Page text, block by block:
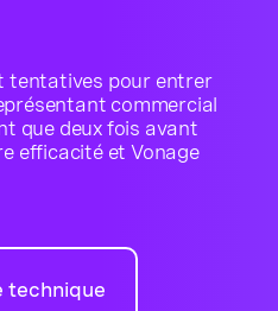
tentatives pour entrer
commercial
que deux fois avant
efficacité et Vonage
technique